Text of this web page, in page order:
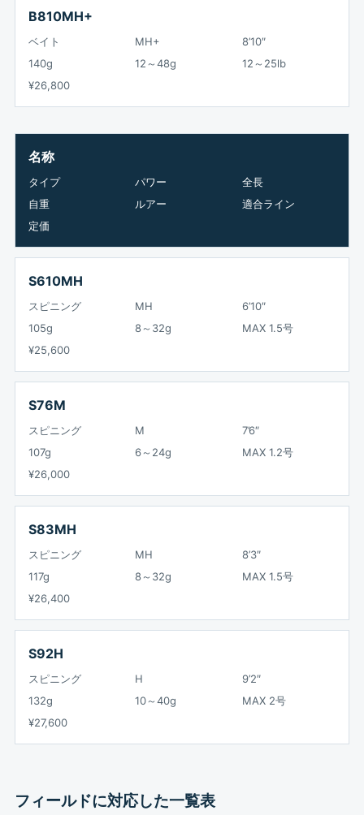
B810MH+
ベイト MH+
8’10″
140g
12～48g
12～25lb
¥26,800
名称
タイプ パワー
全長
自重
ルアー
適合ライン
定価
S610MH
スピニング MH
6’10″
105g
8～32g
MAX 1.5号
¥25,600
S76M
スピニング M
7’6″
107g
6～24g
MAX 1.2号
¥26,000
S83MH
スピニング MH
8’3″
117g
8～32g
MAX 1.5号
¥26,400
S92H
スピニング H
9’2″
132g
10～40g
MAX 2号
¥27,600
フィールドに対応した一覧表